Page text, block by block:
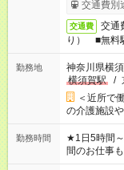
交通費別
交通費
交通
り） ■無料
勤務地
神奈川県横
横須賀駅
/
＜近所で
の介護施設
勤務時間
★1日5時間
間のお仕事
庭の都合で